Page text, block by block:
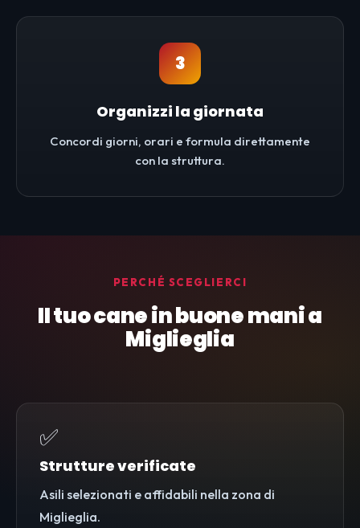
3
Organizzi la giornata
Concordi giorni, orari e formula direttamente
con la struttura.
PERCHÉ SCEGLIERCI
Il tuo cane in buone mani a
Miglieglia
✅
Strutture verificate
Asili selezionati e affidabili nella zona di
Miglieglia.